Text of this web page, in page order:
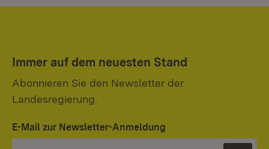
Immer auf dem neuesten Stand
Abonnieren Sie den Newsletter der
Landesregierung.
E-Mail zur Newsletter-Anmeldung